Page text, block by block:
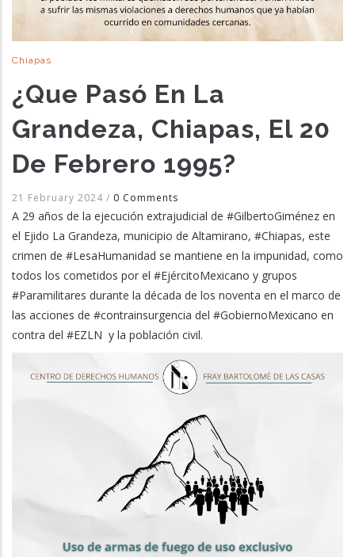
Chiapas
¿Que Pasó En La
Grandeza, Chiapas, El 20
De Febrero 1995?
21 February 2024 / 0 Comments
A 29 años de la ejecución extrajudicial de #GilbertoGiménez en
el Ejido La Grandeza, municipio de Altamirano, #Chiapas, este
crimen de #LesaHumanidad se mantiene en la impunidad, como
todos los cometidos por el #EjércitoMexicano y grupos
#Paramilitares durante la década de los noventa en el marco de
las acciones de #contrainsurgencia del #GobiernoMexicano en
contra del #EZLN y la población civil.